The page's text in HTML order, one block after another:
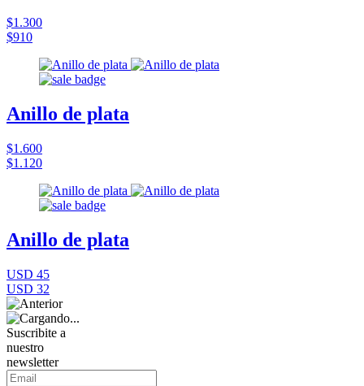
$1.300
$910
Anillo de plata
$1.600
$1.120
Anillo de plata
USD 45
USD 32
Suscribite a
nuestro
newsletter